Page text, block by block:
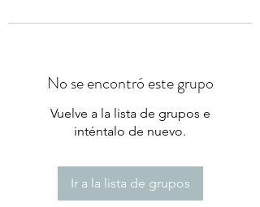
No se encontró este grupo
Vuelve a la lista de grupos e
inténtalo de nuevo.
Ir a la lista de grupos